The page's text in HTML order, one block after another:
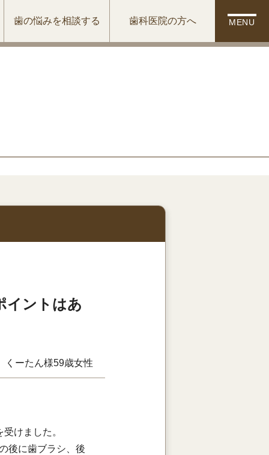
歯の悩みを相談する 歯科医院の方へ MENU
イントはあ
くーたん様59歳女性
けました。
後に歯ブラシ、後